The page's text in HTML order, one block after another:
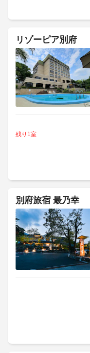
リゾーピア別府
残り1室
別府旅宿 最乃幸